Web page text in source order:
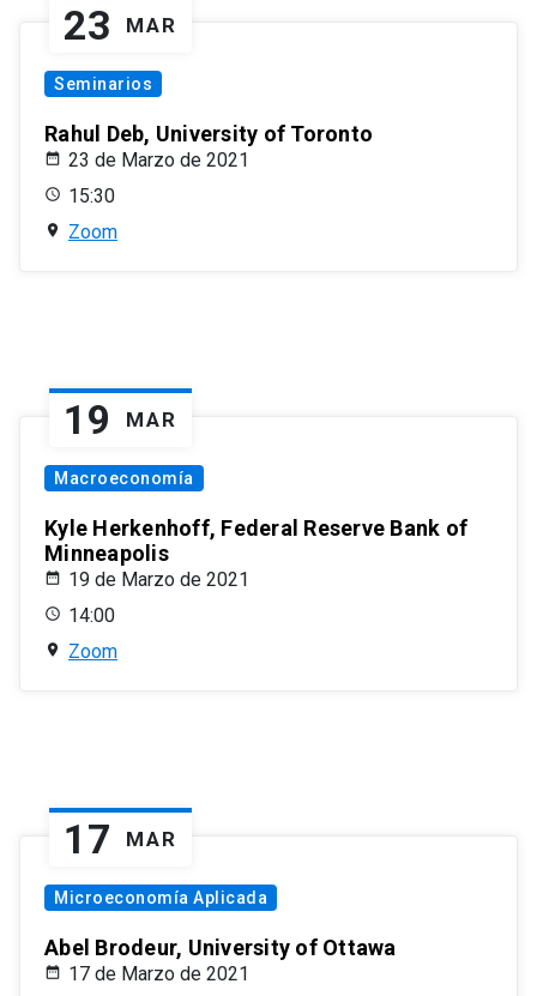
23 MAR
Seminarios
Rahul Deb, University of Toronto
23 de Marzo de 2021
15:30
Zoom
19 MAR
Macroeconomía
Kyle Herkenhoff, Federal Reserve Bank of
Minneapolis
19 de Marzo de 2021
14:00
Zoom
17 MAR
Microeconomía Aplicada
Abel Brodeur, University of Ottawa
17 de Marzo de 2021